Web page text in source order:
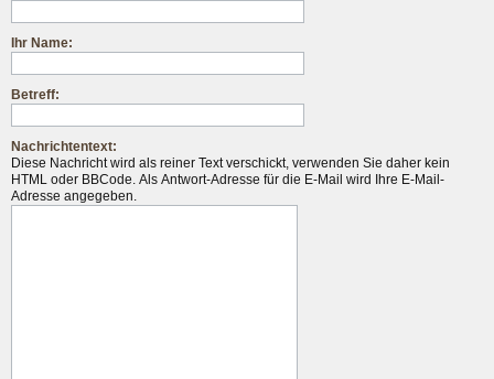
Ihr Name:
Betreff:
Nachrichtentext:
Diese Nachricht wird als reiner Text verschickt, verwenden Sie daher kein
HTML oder BBCode. Als Antwort-Adresse für die E-Mail wird Ihre E-Mail-
Adresse angegeben.